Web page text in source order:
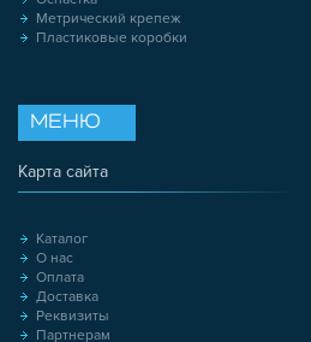
Метрический крепеж
Пластиковые коробки
МЕНЮ
Карта сайта
Каталог
О нас
Оплата
Доставка
Реквизиты
Партнерам